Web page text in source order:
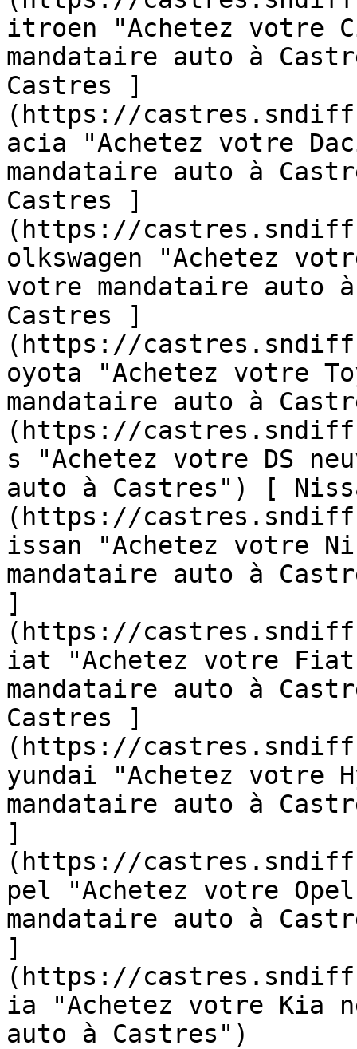
itroen "Achetez votre
mandataire auto à
Castres ]
(https://
acia "Achetez votre
mandataire auto à
Castres ]
(https://
olkswagen "Achetez
votre mandataire auto
Castres ]
(https://
oyota "Achetez votre
mandataire auto à
(https://
s "Achetez votre DS
auto à Castres") [
(https://
issan "Achetez votre
mandataire auto à
]
(https://
iat "Achetez votre Fiat
mandataire auto à
Castres ]
(https://
yundai "Achetez votre
mandataire auto à
]
(https://
pel "Achetez votre
mandataire auto à
]
(https://
ia "Achetez votre Kia
auto à Castres")